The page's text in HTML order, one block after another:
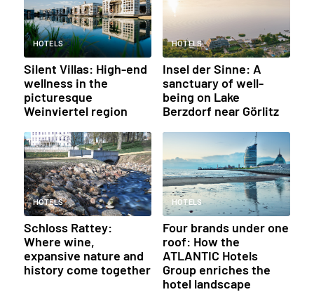
HOTELS
Silent Villas: High-end
wellness in the
picturesque
Weinviertel region
HOTELS
Insel der Sinne: A
sanctuary of well-
being on Lake
Berzdorf near Görlitz
HOTELS
Schloss Rattey:
Where wine,
expansive nature and
history come together
HOTELS
Four brands under one
roof: How the
ATLANTIC Hotels
Group enriches the
hotel landscape